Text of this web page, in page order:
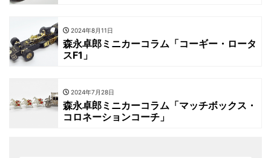
2024年8月11日
森永卓郎ミニカーコラム「コーギー・ロータ
スF1」
2024年7月28日
森永卓郎ミニカーコラム「マッチボックス・
コロネーションコーチ」